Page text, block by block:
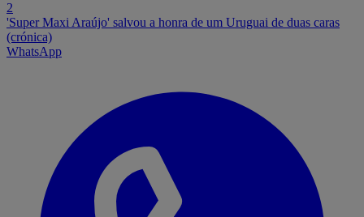
2
'Super Maxi Araújo' salvou a honra de um Uruguai de duas caras
(crónica)
WhatsApp